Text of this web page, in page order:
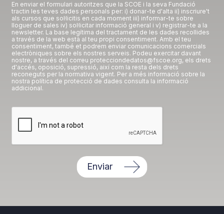
En enviar el formulari autoritzes que la SCOE i la seva Fundació
tractin les teves dades personals per: i) donar-te d'alta ii) inscriure't
als cursos que sol·licitis en cada moment iii) informar-te sobre
lloguer de sales iv) sol·licitar informació general i v) registrar-te a la
newsletter. La base legítima del tractament de les dades recollides
a través de la web està al teu propi consentiment. Amb el teu
consentiment, també et podrem enviar comunicacions comercials
electròniques sobre els nostres serveis. Podeu exercitar davant
nostre, a través del correu protecciondedatos@fscoe.org, els drets
d'accés, oposició, supressió, així com la resta dels drets
reconeguts per la normativa vigent. Per a més informació sobre la
nostra política de protecció de dades consulta la informació
addicional.
Enviar